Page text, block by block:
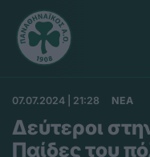
07.07.2024 | 21:28 ΝΕΑ
Δεύτεροι
Παίδες του